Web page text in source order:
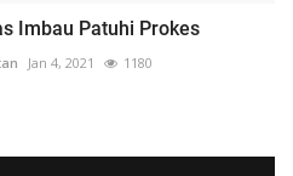
Imbau Patuhi Prokes
Jan 4, 2021 1180